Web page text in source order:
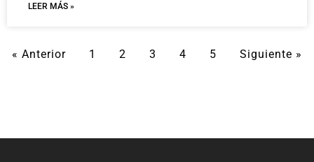
LEER MÁS »
« Anterior 1 2 3 4 5 Siguiente »